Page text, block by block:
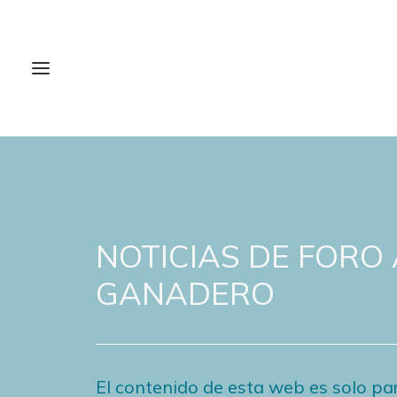
NOTICIAS DE
GANADERO
El contenido de esta web es solo